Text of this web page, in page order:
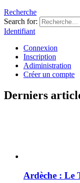
Recherche
Search for:
Identifiant
Connexion
Inscription
Adiministration
Créer un compte
Derniers
Ardèche : Le